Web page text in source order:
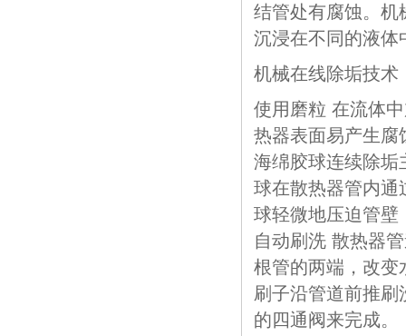
结管处有腐蚀。机
沉浸在不同的液体
机械在线除垢技术
使用磨粒 在流体
热器表面易产生腐
海绵胶球连续除垢
球在散热器管内通
球轻微地压迫管壁
自动刷洗 散热器
根管的两端，改变
刷子沿管道前推
的四通阀来完成。